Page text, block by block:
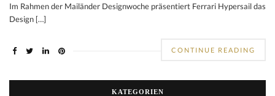
Im Rahmen der Mailänder Designwoche präsentiert Ferrari Hypersail das
Design […]
CONTINUE READING
KATEGORIEN